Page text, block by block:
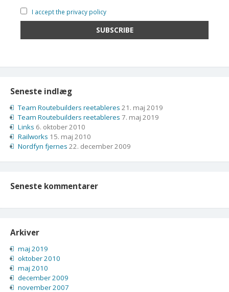
I accept the privacy policy
Seneste indlæg
Team Routebuilders reetableres 21. maj 2019
Team Routebuilders reetableres 7. maj 2019
Links 6. oktober 2010
Railworks 15. maj 2010
Nordfyn fjernes 22. december 2009
Seneste kommentarer
Arkiver
maj 2019
oktober 2010
maj 2010
december 2009
november 2007